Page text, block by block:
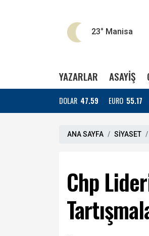
23° Manisa
YAZARLAR ASAYİŞ
DOLAR 47.59 EURO 55.17
ANA SAYFA SİYASET
Chp